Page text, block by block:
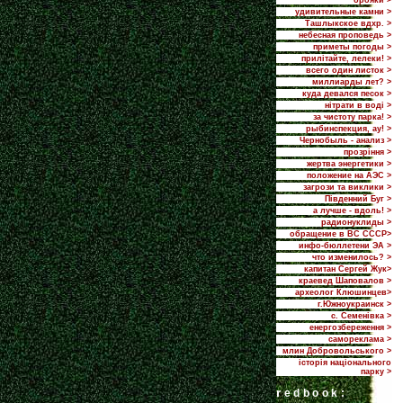
удивительные камни >
Ташлыкское вдхр. >
небесная проповедь >
приметы погоды >
прилiтайте, лелеки! >
всего один листок >
миллиарды лет? >
куда девался песок >
нітрати в воді >
за чистоту парка! >
рыбинспекция, ау! >
Чернобыль - анализ >
прозріння >
жертва энергетики >
положение на АЭС >
загрози та виклики >
Пiвденний Буг >
а лучше - вдоль! >
радионуклиды >
обращение в ВС СССР>
инфо-бюллетени ЭА >
что изменилось? >
капитан Сергей Жук>
краевед Шаповалов >
археолог Клюшинцев>
г.Южноукраинск >
с. Семенівка >
енергозбереження >
самореклама >
млин Добровольського >
історія національного
парку >
redbook: